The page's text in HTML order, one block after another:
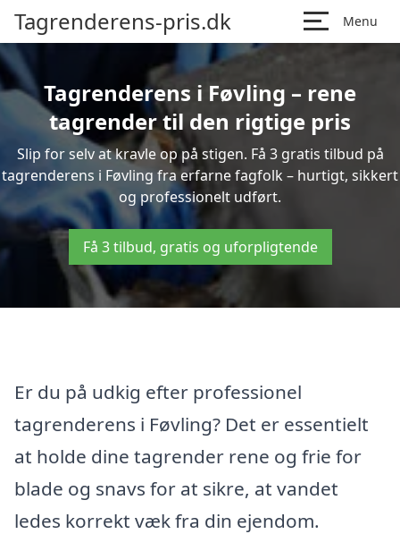
Tagrenderens-pris.dk Menu
Tagrenderens i Føvling – rene
tagrender til den rigtige pris
Slip for selv at kravle op på stigen. Få 3 gratis tilbud på
tagrenderens i Føvling fra erfarne fagfolk – hurtigt, sikkert
og professionelt udført.
Få 3 tilbud, gratis og uforpligtende
Er du på udkig efter professionel
tagrenderens i Føvling? Det er essentielt
at holde dine tagrender rene og frie for
blade og snavs for at sikre, at vandet
ledes korrekt væk fra din ejendom.